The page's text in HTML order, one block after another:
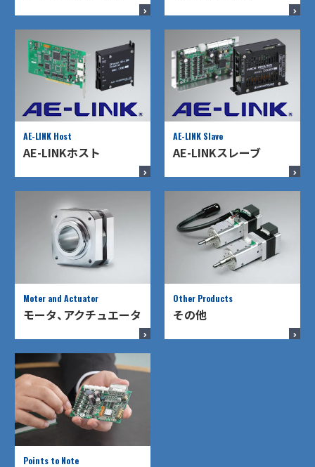
AE-LINK Host
AE-LINKホスト
AE-LINK Slave
AE-LINKスレーブ
Moter and Actuator
モータ、アクチュエータ
Other Products
その他
Points to Note